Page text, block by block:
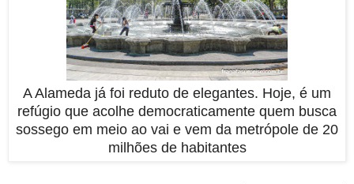
A Alameda já foi reduto de elegantes. Hoje, é um
refúgio que acolhe democraticamente quem busca
sossego em meio ao vai e vem da metrópole de 20
milhões de habitantes